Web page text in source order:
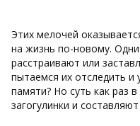
Этих мелочей
на жизнь по-новому.
расстраивают или
пытаемся их отследить
памяти? Но суть как раз
загогулинки и